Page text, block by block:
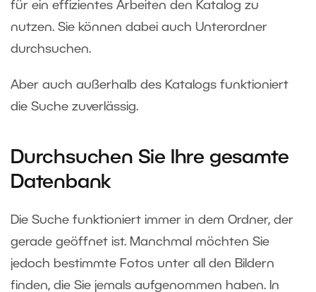
für ein effizientes Arbeiten den Katalog zu
nutzen. Sie können dabei auch Unterordner
durchsuchen.
Aber auch außerhalb des Katalogs funktioniert
die Suche zuverlässig.
Durchsuchen Sie Ihre gesamte
Datenbank
Die Suche funktioniert immer in dem Ordner, der
gerade geöffnet ist. Manchmal möchten Sie
jedoch bestimmte Fotos unter all den Bildern
finden, die Sie jemals aufgenommen haben. In